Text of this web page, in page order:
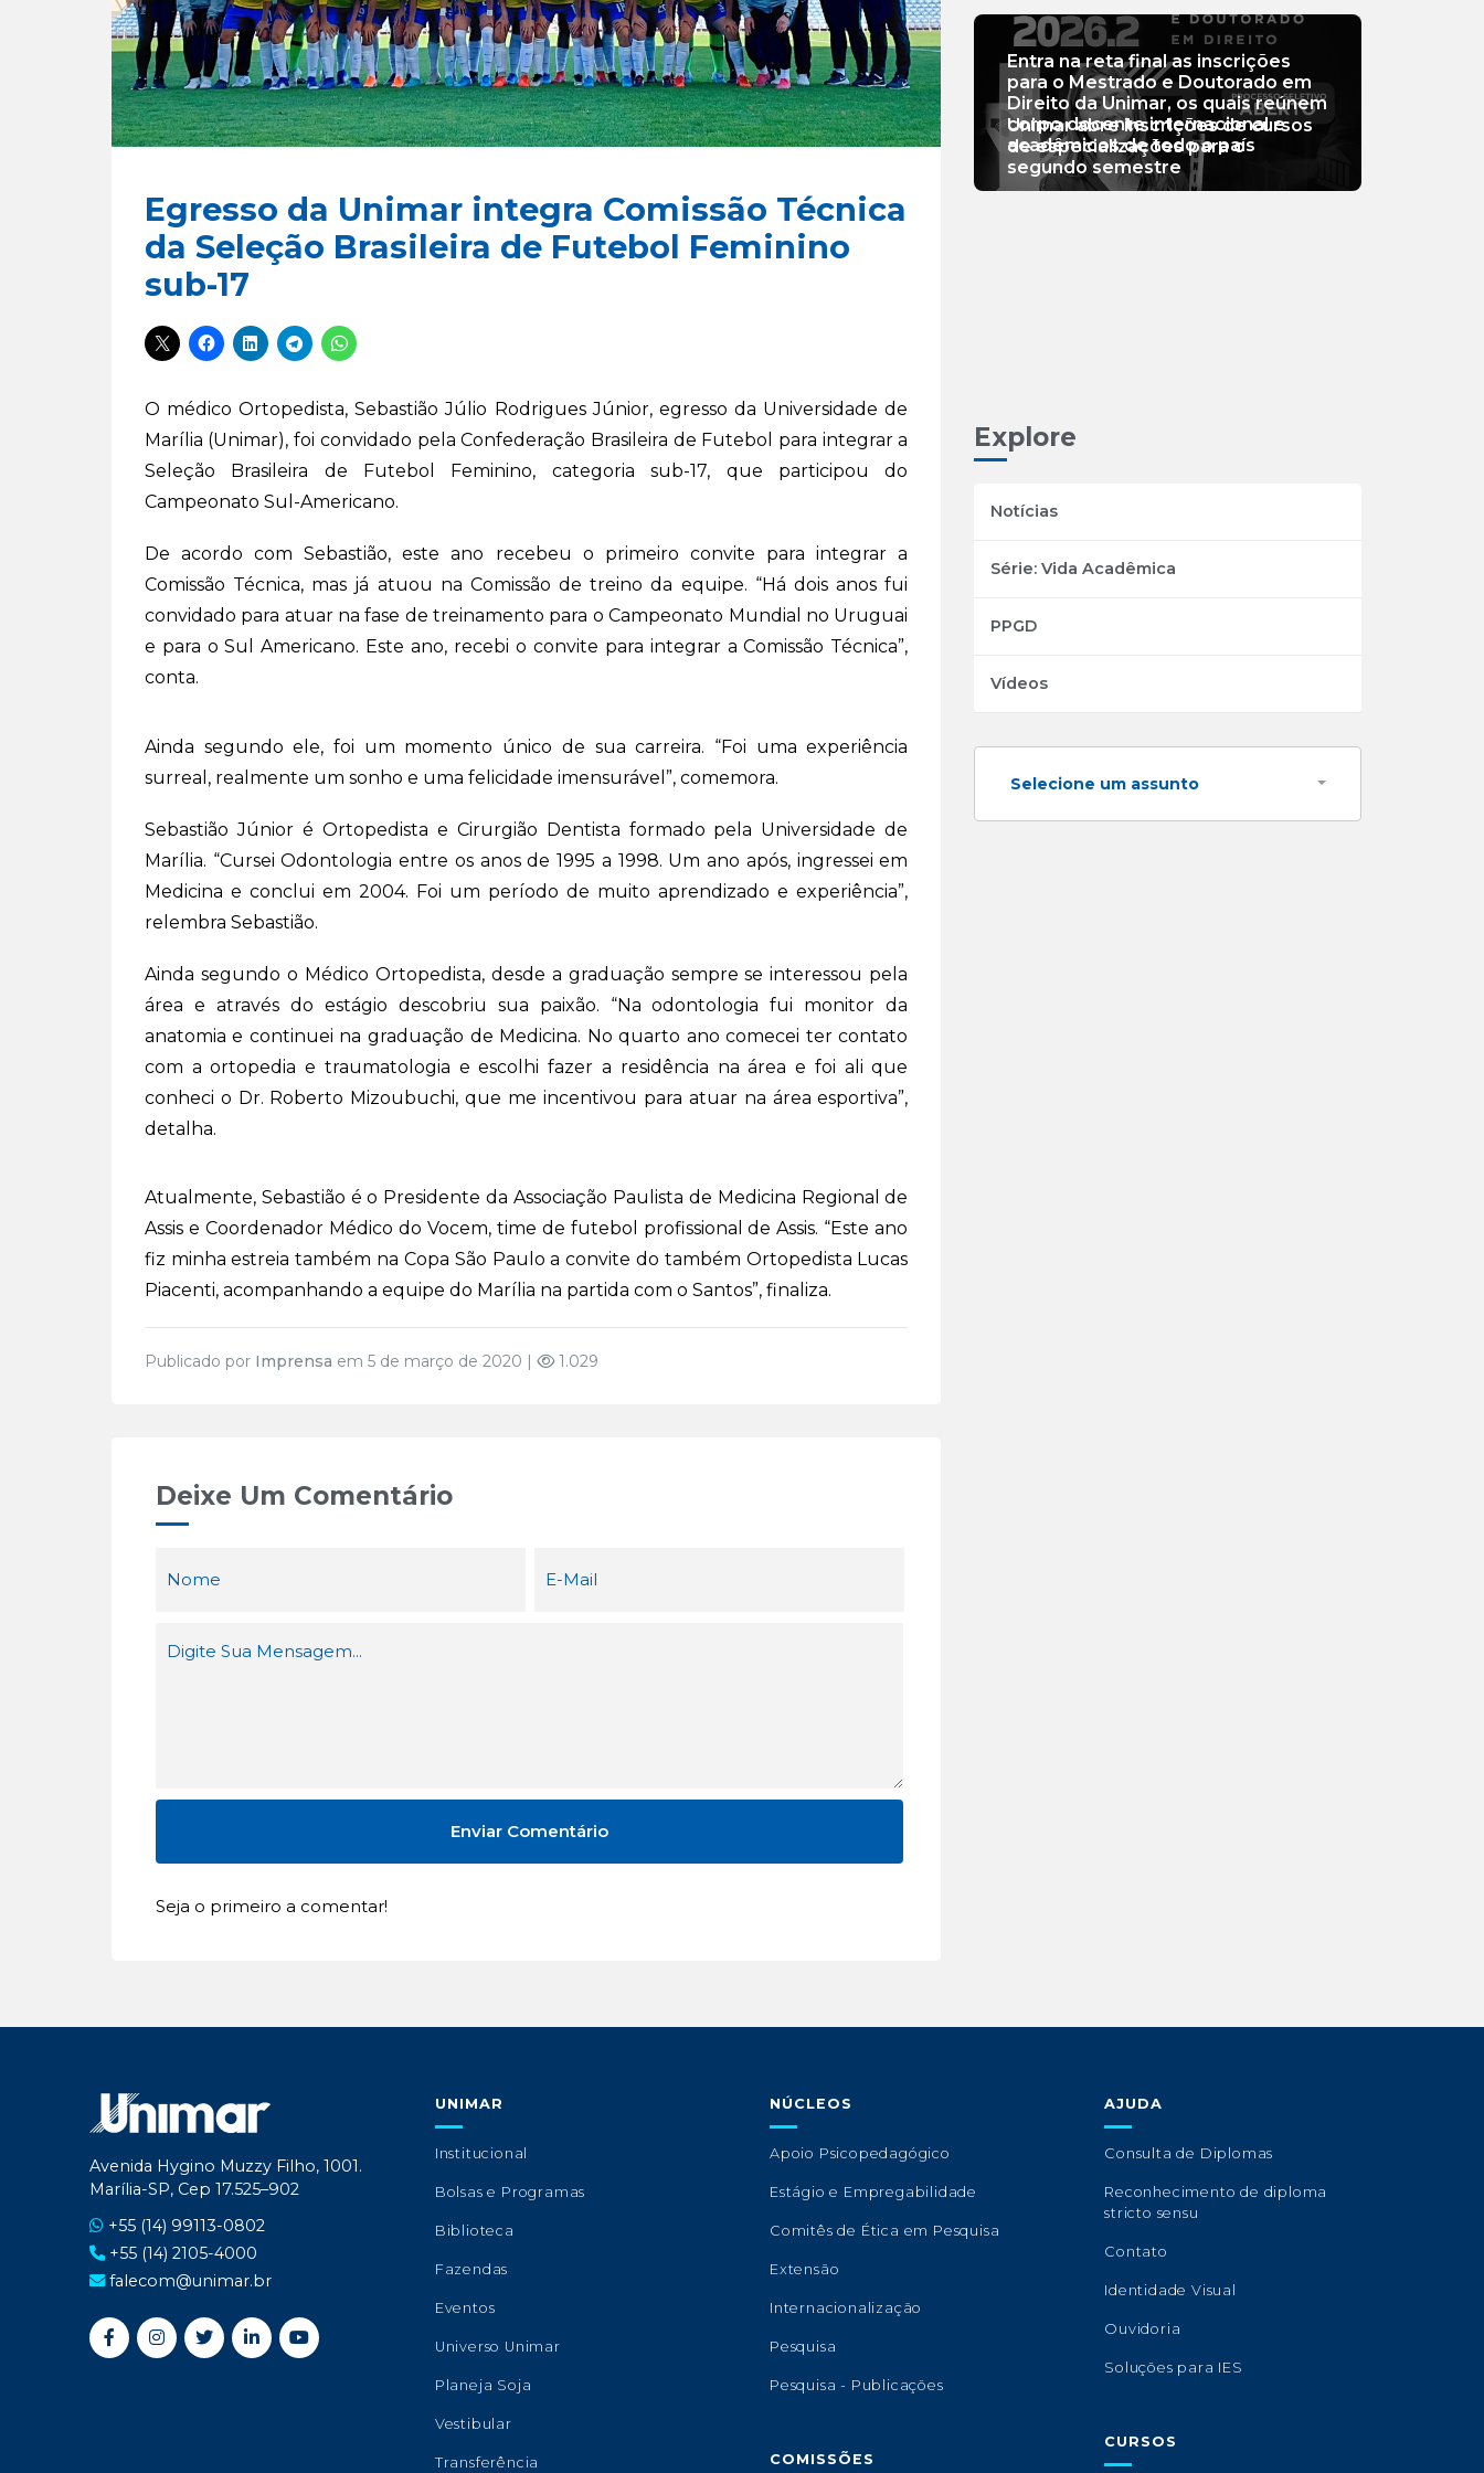
Egresso da Unimar integra Comissão Técnica
da Seleção Brasileira de Futebol Feminino
sub-17
O médico Ortopedista, Sebastião Júlio Rodrigues Júnior, egresso da Universidade de
Marília (Unimar), foi convidado pela Confederação Brasileira de Futebol para integrar a
Seleção Brasileira de Futebol Feminino, categoria sub-17, que participou do
Campeonato Sul-Americano.
De acordo com Sebastião, este ano recebeu o primeiro convite para integrar a
Comissão Técnica, mas já atuou na Comissão de treino da equipe. “Há dois anos fui
convidado para atuar na fase de treinamento para o Campeonato Mundial no Uruguai
e para o Sul Americano. Este ano, recebi o convite para integrar a Comissão Técnica”,
conta.
Ainda segundo ele, foi um momento único de sua carreira. “Foi uma experiência
surreal, realmente um sonho e uma felicidade imensurável”, comemora.
Sebastião Júnior é Ortopedista e Cirurgião Dentista formado pela Universidade de
Marília. “Cursei Odontologia entre os anos de 1995 a 1998. Um ano após, ingressei em
Medicina e conclui em 2004. Foi um período de muito aprendizado e experiência”,
relembra Sebastião.
Ainda segundo o Médico Ortopedista, desde a graduação sempre se interessou pela
área e através do estágio descobriu sua paixão. “Na odontologia fui monitor da
anatomia e continuei na graduação de Medicina. No quarto ano comecei ter contato
com a ortopedia e traumatologia e escolhi fazer a residência na área e foi ali que
conheci o Dr. Roberto Mizoubuchi, que me incentivou para atuar na área esportiva”,
detalha.
Atualmente, Sebastião é o Presidente da Associação Paulista de Medicina Regional de
Assis e Coordenador Médico do Vocem, time de futebol profissional de Assis. “Este ano
fiz minha estreia também na Copa São Paulo a convite do também Ortopedista Lucas
Piacenti, acompanhando a equipe do Marília na partida com o Santos”, finaliza.
Publicado por Imprensa em 5 de março de 2020 | 1.029
Deixe Um Comentário
Seja o primeiro a comentar!
Entra na reta final as inscrições
para o Mestrado e Doutorado em
Direito da Unimar, os quais reúnem
corpo docente internacional e
acadêmicos de todo o país
Unimar abre inscrições de cursos
de especializações para o
segundo semestre
Explore
Notícias
Série: Vida Acadêmica
PPGD
Vídeos
Selecione um assunto
Avenida Hygino Muzzy Filho, 1001.
Marília-SP, Cep 17.525–902
+55 (14) 99113-0802
+55 (14) 2105-4000
falecom@unimar.br
UNIMAR
Institucional
Bolsas e Programas
Biblioteca
Fazendas
Eventos
Universo Unimar
Planeja Soja
Vestibular
Transferência
NÚCLEOS
Apoio Psicopedagógico
Estágio e Empregabilidade
Comitês de Ética em Pesquisa
Extensão
Internacionalização
Pesquisa
Pesquisa - Publicações
COMISSÕES
AJUDA
Consulta de Diplomas
Reconhecimento de diploma
stricto sensu
Contato
Identidade Visual
Ouvidoria
Soluções para IES
CURSOS